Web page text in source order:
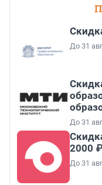
До 31
До 31
2000 ₽
До 31